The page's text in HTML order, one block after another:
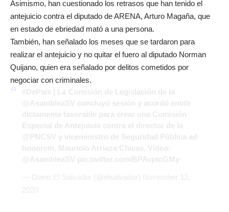
Asimismo, han cuestionado los retrasos que han tenido el
antejuicio contra el diputado de ARENA, Arturo Magaña, que
en estado de ebriedad mató a una persona.
También, han señalado los meses que se tardaron para
realizar el antejuicio y no quitar el fuero al diputado Norman
Quijano, quien era señalado por delitos cometidos por
negociar con criminales.